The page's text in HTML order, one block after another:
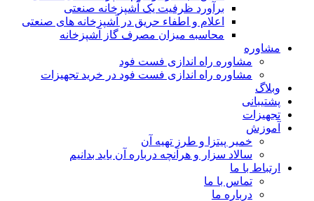
برآورد ظرفیت یک آشپزخانه صنعتی
اعلام و اطفاء حریق در آشپزخانه های صنعتی
محاسبه میزان مصرف گاز آشپزخانه
مشاوره
مشاوره راه اندازی فست فود
مشاوره راه اندازی فست فود در خرید تجهیزات
وبلاگ
پشتیبانی
تجهیزات
آموزش
خمیر پیتزا و طرز تهیه آن
سالاد سزار و هرآنچه درباره آن باید بدانیم
ارتباط با ما
تماس با ما
درباره ما